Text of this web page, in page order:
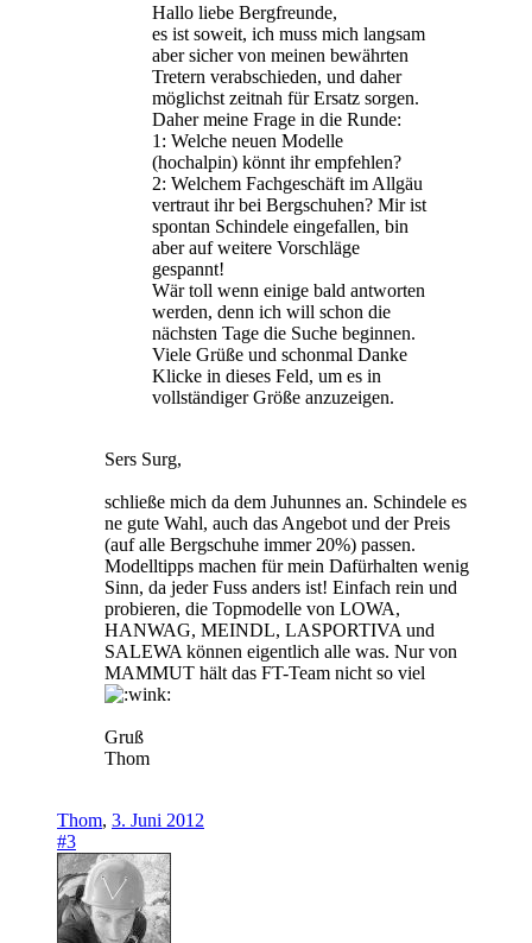
Hallo liebe Bergfreunde,
es ist soweit, ich muss mich langsam
aber sicher von meinen bewährten
Tretern verabschieden, und daher
möglichst zeitnah für Ersatz sorgen.
Daher meine Frage in die Runde:
1: Welche neuen Modelle
(hochalpin) könnt ihr empfehlen?
2: Welchem Fachgeschäft im Allgäu
vertraut ihr bei Bergschuhen? Mir ist
spontan Schindele eingefallen, bin
aber auf weitere Vorschläge
gespannt!
Wär toll wenn einige bald antworten
werden, denn ich will schon die
nächsten Tage die Suche beginnen.
Viele Grüße und schonmal Danke
Klicke in dieses Feld, um es in
vollständiger Größe anzuzeigen.
Sers Surg,
schließe mich da dem Juhunnes an. Schindele es
ne gute Wahl, auch das Angebot und der Preis
(auf alle Bergschuhe immer 20%) passen.
Modelltipps machen für mein Dafürhalten wenig
Sinn, da jeder Fuss anders ist! Einfach rein und
probieren, die Topmodelle von LOWA,
HANWAG, MEINDL, LASPORTIVA und
SALEWA können eigentlich alle was. Nur von
MAMMUT hält das FT-Team nicht so viel
Gruß
Thom
Thom, 3. Juni 2012
#3